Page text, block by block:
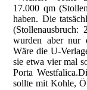
17.000 qm
haben. Die
(Stollenausbruch:
wurden aber nur
Wäre die U-
sie etwa vier mal
Porta
sollte mit Kohle,